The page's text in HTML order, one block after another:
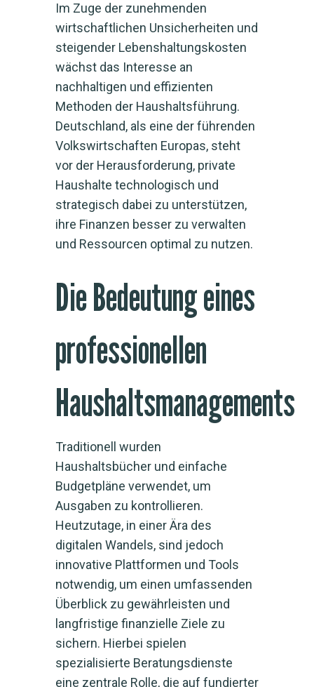
Im Zuge der zunehmenden
wirtschaftlichen Unsicherheiten und
steigender Lebenshaltungskosten
wächst das Interesse an
nachhaltigen und effizienten
Methoden der Haushaltsführung.
Deutschland, als eine der führenden
Volkswirtschaften Europas, steht
vor der Herausforderung, private
Haushalte technologisch und
strategisch dabei zu unterstützen,
ihre Finanzen besser zu verwalten
und Ressourcen optimal zu nutzen.
Die Bedeutung eines
professionellen
Haushaltsmanagements
Traditionell wurden
Haushaltsbücher und einfache
Budgetpläne verwendet, um
Ausgaben zu kontrollieren.
Heutzutage, in einer Ära des
digitalen Wandels, sind jedoch
innovative Plattformen und Tools
notwendig, um einen umfassenden
Überblick zu gewährleisten und
langfristige finanzielle Ziele zu
sichern. Hierbei spielen
spezialisierte Beratungsdienste
eine zentrale Rolle, die auf fundierter